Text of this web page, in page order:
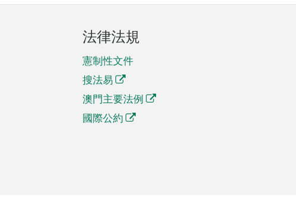
法律法規
憲制性文件
搜法易
澳門主要法例
國際公約